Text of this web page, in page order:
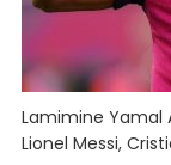
Lamimine Yamal
Lionel Messi,